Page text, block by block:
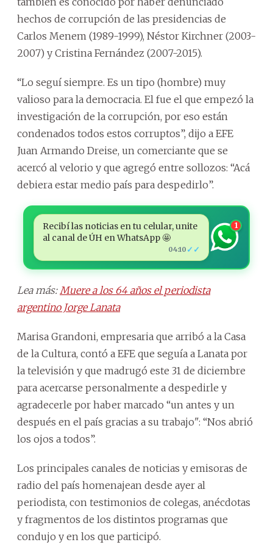
hechos de corrupción de las presidencias de
Carlos Menem (1989-1999), Néstor Kirchner (2003-
2007) y Cristina Fernández (2007-2015).
“Lo seguí siempre. Es un tipo (hombre) muy
valioso para la democracia. El fue el que empezó la
investigación de la corrupción, por eso están
condenados todos estos corruptos”, dijo a EFE
Juan Armando Dreise, un comerciante que se
acercó al velorio y que agregó entre sollozos: “Acá
debiera estar medio país para despedirlo”.
Recibí las noticias en tu celular, unite
al canal de ÚH en WhatsApp 🤩
04:10 ✓✓
1
Lea más: Muere a los 64 años el periodista
argentino Jorge Lanata
Marisa Grandoni, empresaria que arribó a la Casa
de la Cultura, contó a EFE que seguía a Lanata por
la televisión y que madrugó este 31 de diciembre
para acercarse personalmente a despedirle y
agradecerle por haber marcado “un antes y un
después en el país gracias a su trabajo": “Nos abrió
los ojos a todos”.
Los principales canales de noticias y emisoras de
radio del país homenajean desde ayer al
periodista, con testimonios de colegas, anécdotas
y fragmentos de los distintos programas que
condujo y en los que participó.